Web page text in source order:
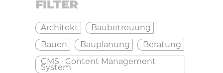
FILTER
Architekt
Baubetreuung
Bauen
Bauplanung
Beratung
CMS · Content Management
System